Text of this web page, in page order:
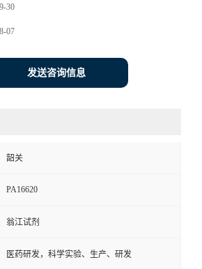
30
07
发送咨询信息
韶关
PA16620
翁江试剂
医药研发，科学实验、生产、研发